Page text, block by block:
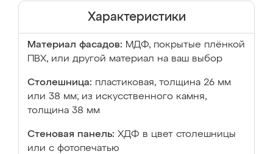
Характеристики
Материал фасадов: МДФ, покрытые плёнкой
ПВХ, или другой материал на ваш выбор
Столешница: пластиковая, толщина 26 мм
или 38 мм; из искусственного камня,
толщина 38 мм
Стеновая панель: ХДФ в цвет столешницы
или с фотопечатью